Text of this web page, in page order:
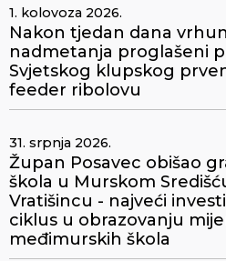
1. kolovoza 2026.
Nakon tjedan dana
nadmetanja proglašeni
Svjetskog klupskog
feeder ribolovu
31. srpnja 2026.
Župan Posavec obišao
škola u Murskom
Vratišincu - najveći
ciklus u obrazovanju
međimurskih škola